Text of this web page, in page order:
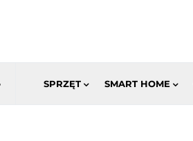
SPRZĘT SMART HOME